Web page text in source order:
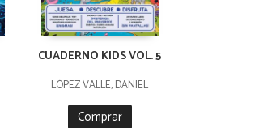
CUADERNO KIDS VOL. 5
LÓPEZ VALLE, DANIEL
Comprar